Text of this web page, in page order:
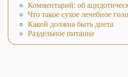
Комментарий: об
Что такое сухое лечебное
Какой должна быть диета
Раздельное питание